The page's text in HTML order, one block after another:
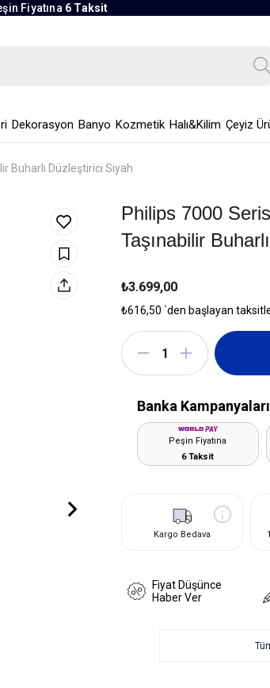
Fiyatına 6 Taksit
Dekorasyon Banyo Kozmetik Halı&Kilim Çeyiz
Buharlı Düzleştirici Siyah
Philips 7000
Taşınabilir
₺3.699,00
₺616,50 `den başlayan
Banka Kampanyaları
Peşin Fiyatına
6 Taksit
Kargo Bedava
Fiyat Düşünce
Haber Ver